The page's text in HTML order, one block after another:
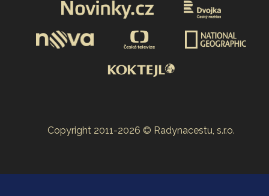
Copyright 2011-2026 © Radynacestu, s.r.o.